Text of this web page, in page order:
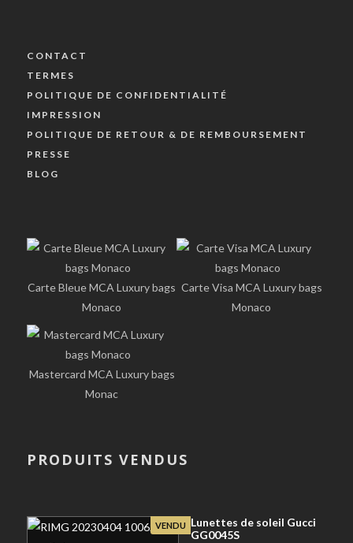
CONTACT
TERMES
POLITIQUE DE CONFIDENTIALITÉ
IMPRESSION
POLITIQUE DE RETOUR & DE REMBOURSEMENT
PRESSE
BLOG
Carte Bleue MCA Luxury bags
Monaco
Carte Visa MCA Luxury bags
Monaco
Mastercard MCA Luxury bags
Monac
PRODUITS VENDUS
VENDU
Lunettes de soleil Gucci
GG0045S